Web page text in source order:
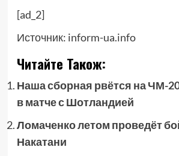
[ad_2]
Источник: inform-ua.info
Читайте Також:
Наша сборная рвётся на ЧМ-
в матче с Шотландией
Ломаченко летом проведёт
Накатани